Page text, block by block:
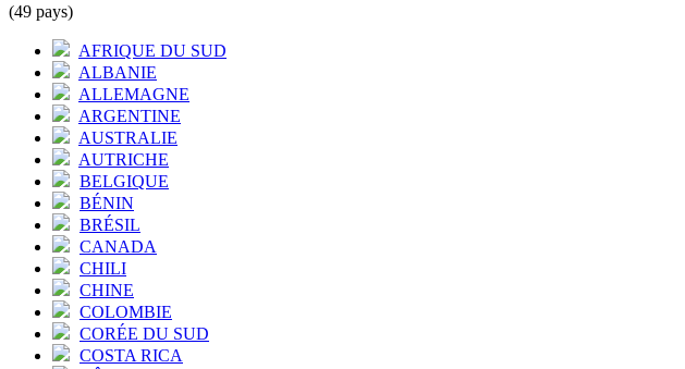
(49 pays)
AFRIQUE DU SUD
ALBANIE
ALLEMAGNE
ARGENTINE
AUSTRALIE
AUTRICHE
BELGIQUE
BÉNIN
BRÉSIL
CANADA
CHILI
CHINE
COLOMBIE
CORÉE DU SUD
COSTA RICA